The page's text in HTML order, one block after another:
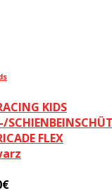
KIDS
FLEX
€